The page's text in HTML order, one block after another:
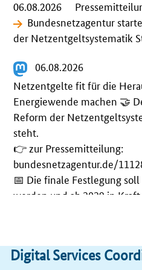
06.08.2026
Bundesnetzagentur
der Netzentgeltsystematik
06.08.2026
Netzentgelte fit für die
Energiewende machen 🤝
Reform der
steht.
👉 zur Pressemitteilung:
bundesnetzagentur.de/
📅 Die finale Festlegung soll
werden und ab 2029 in Kraft
kommentieren.
Digital Services